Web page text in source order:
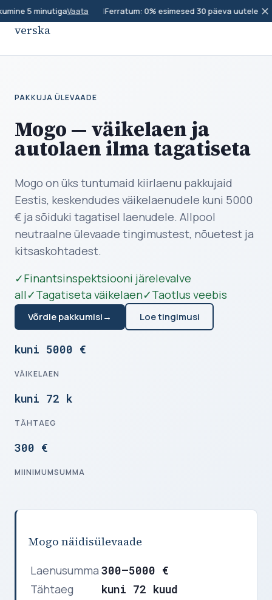
5 minutigaVaata Ferratum: 0% esimesed 30 päeva uutele ✕
verska
PAKKUJA ÜLEVAADE
Mogo — väikelaen ja
autolaen ilma tagatiseta
Mogo on üks tuntumaid kiirlaenu pakkujaid
Eestis, keskendudes väikelaenudele kuni 5000
€ ja sõiduki tagatisel laenudele. Allpool
neutraalne ülevaade tingimustest, nõuetest ja
kitsaskohtadest.
✓Finantsinspektsiooni järelevalve
all✓Tagatiseta väikelaen✓Taotlus veebis
Võrdle pakkumisi→ Loe tingimusi
kuni 5000 €
VÄIKELAEN
kuni 72 k
TÄHTAEG
300 €
MIINIMUMSUMMA
Mogo näidisülevaade
Laenusumma 300–5000 €
Tähtaeg
kuni 72 kuud